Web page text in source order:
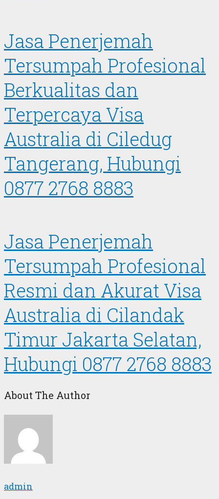
Jasa Penerjemah
Tersumpah Profesional
Berkualitas dan
Terpercaya Visa
Australia di Ciledug
Tangerang, Hubungi
0877 2768 8883
Jasa Penerjemah
Tersumpah Profesional
Resmi dan Akurat Visa
Australia di Cilandak
Timur Jakarta Selatan,
Hubungi 0877 2768 8883
About The Author
admin